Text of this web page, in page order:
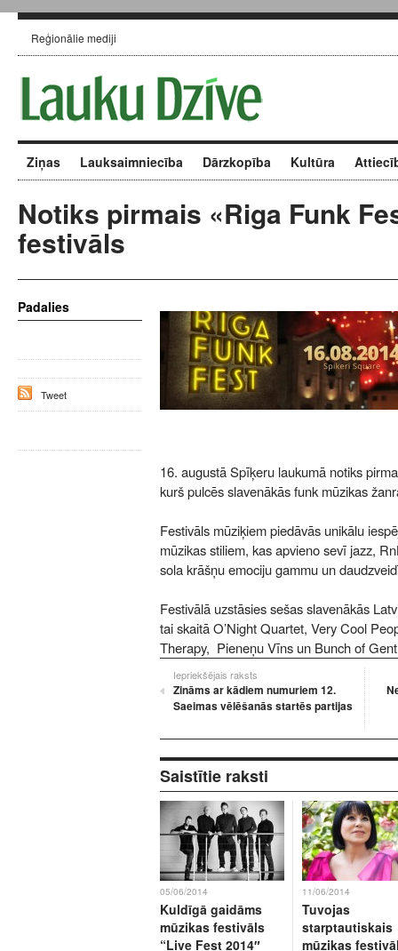
Reģionālie mediji
Ziņas Lauksaimniecība Dārzkopība Kultūra
Notiks pirmais «Riga Funk
festivāls
16. augustā Spīķeru laukumā notiks
kurš pulcēs slavenākās funk mūzikas
Festivāls mūziķiem piedāvās unikālu
mūzikas stiliem, kas apvieno sevī jazz,
sola krāšņu emociju gammu un
Festivālā uzstāsies sešas slavenākās
tai skaitā O’Night Quartet, Very Cool
Therapy, Pieneņu Vīns un Bunch of
Iepriekšējais raksts
Zināms ar kādiem numuriem 12.
Saeimas vēlēšanās startēs partijas
Saistītie raksti
05/06/2014
Kuldīgā gaidāms
mūzikas festivāls
“Live Fest 2014″
11/06/2014
Tuvojas
starptautiskais
mūzikas
Padalies
Tweet